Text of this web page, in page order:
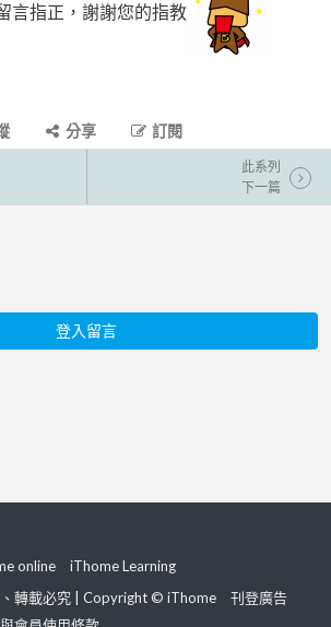
言指正，謝謝您的指教
分享 訂閱
此系列
下一篇
登入留言
online
iThome Learning
轉載必究 | Copyright © iThome
刊登廣告